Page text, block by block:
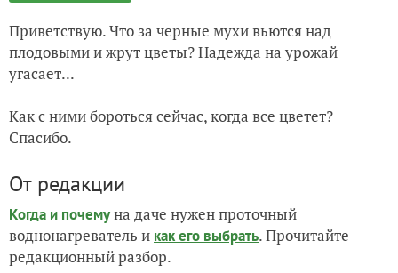
Приветствую. Что за черные мухи вьются над
плодовыми и жрут цветы? Надежда на урожай
угасает...
Как с ними бороться сейчас, когда все цветет?
Спасибо.
От редакции
Когда и почемуна даче нужен проточный
воднонагреватель и как его выбрать. Прочитайте
редакционный разбор.